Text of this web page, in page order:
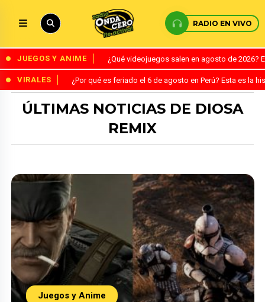
RADIO EN VIVO
JUEGOS Y ANIME ¿Qué videojuegos salen en agosto de
VIRALES ¿Por qué es feriado el 6 de agosto en Perú? Esta es la
ÚLTIMAS NOTICIAS DE DIOSA
REMIX
Juegos y Anime